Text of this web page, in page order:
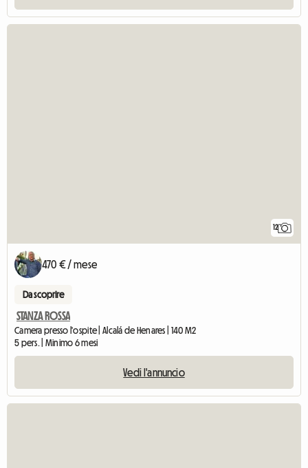
12
470 € / mese
Da scoprire
STANZA ROSSA
Camera presso l'ospite | Alcalá de Henares | 140 M2
5 pers. | Minimo 6 mesi
Vedi l'annuncio